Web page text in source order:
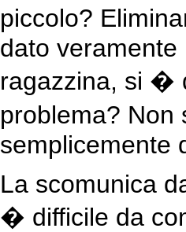
piccolo?
dato
ragazzina, si �
problema?
semplicemente
La scomunica
� difficile da